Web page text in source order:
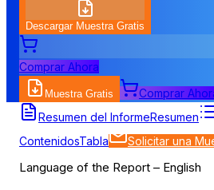
Descargar Muestra Gratis
Comprar Ahora
Muestra Gratis Comprar
Tabla de Contenidos
Resumen del InformeResumen
ContenidosTabla Solicitar una
Language of the Report – English